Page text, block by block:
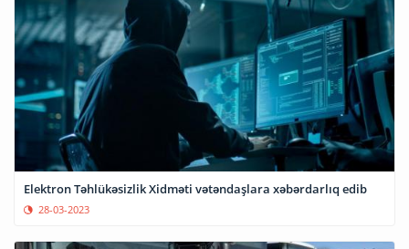
Elektron Təhlükəsizlik Xidməti vətəndaşlara xəbərdarlıq edib
28-03-2023